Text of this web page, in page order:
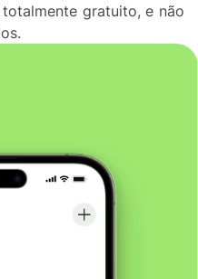
totalmente gratuito, e não